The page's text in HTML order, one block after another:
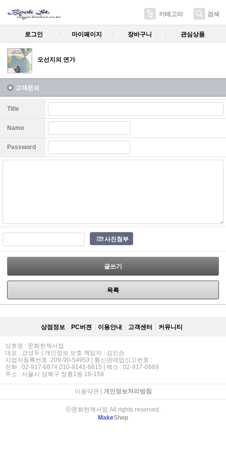
카테고리 검색
로그인 마이페이지 장바구니 관심상품
오선지의 연가
고객문의
Title
Name
Password
사진첨부
글쓰기
목록
상점정보 PC버젼 이용안내 고객센터 커뮤니티
상호명 : 문화헌책서점
대표 : 강성두 | 개인정보 보호 책임자 : 김인순
사업자등록번호 :209-90-54953 | 통신판매업신고번호 :
전화 : 02-917-6874,010-9141-6615 | 팩스 : 02-917-0669
주소 : 서울시 성북구 정릉1동 16-158
이용약관| 개인정보처리방침
ⓒ문화헌책서점 All rights reserved.
MakeShop